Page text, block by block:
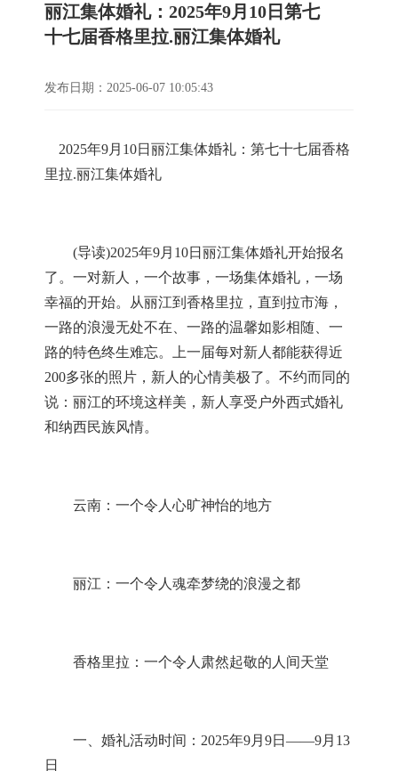
丽江集体婚礼：2025年9月10日第七
十七届香格里拉.丽江集体婚礼
发布日期：2025-06-07 10:05:43
2025年9月 10日丽江集体婚礼：第七十七届香格
里拉.丽江集体婚礼
(导读)2025年9月 10日丽江集体婚礼开始报名
了。一对新人，一个故事，一场集体婚礼，一场
幸福的开始。从丽江到香格里拉，直到拉市海，
一路的浪漫无处不在、一路的温馨如影相随、一
路的特色终生难忘。上一届每对新人都能获得近
200多张的照片，新人的心情美极了。不约而同的
说：丽江的环境这样美，新人享受户外西式婚礼
和纳西民族风情。
云南：一个令人心旷神怡的地方
丽江：一个令人魂牵梦绕的浪漫之都
香格里拉：一个令人肃然起敬的人间天堂
一、婚礼活动时间： 2025年9月 9日 ——9月 13
日